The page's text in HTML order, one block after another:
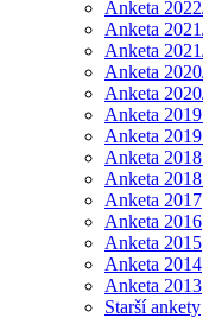
Anketa
Anketa
Anketa
Anketa
Anketa
Anketa
Anketa
Anketa
Anketa
Anketa 2017
Anketa 2016
Anketa 2015
Anketa 2014
Anketa 2013
Starší ankety